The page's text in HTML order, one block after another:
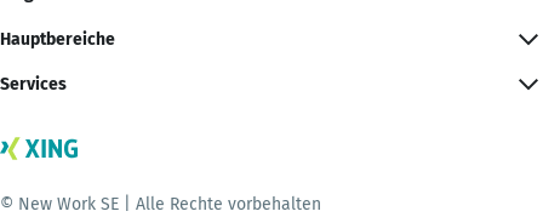
Hauptbereiche
Services
© New Work SE | Alle Rechte vorbehalten